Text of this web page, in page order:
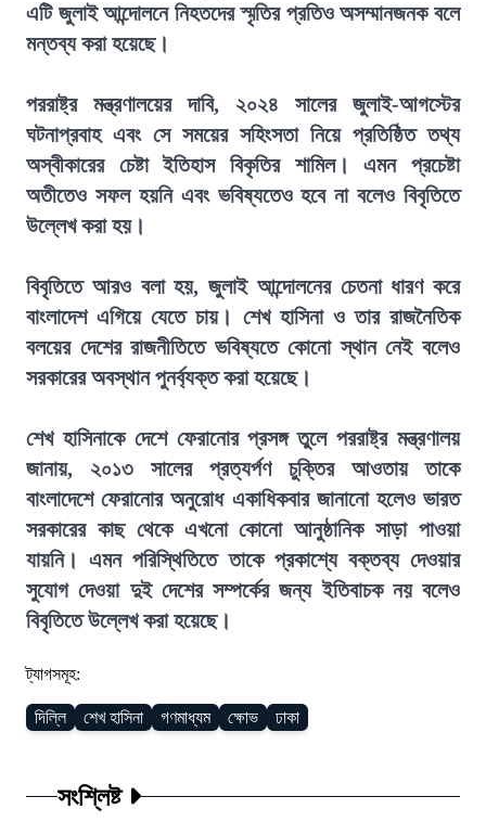
এটি জুলাই আন্দোলনে নিহতদের স্মৃতির প্রতিও অসম্মানজনক বলে
মন্তব্য করা হয়েছে।
পররাষ্ট্র মন্ত্রণালয়ের দাবি, ২০২৪ সালের জুলাই-আগস্টের
ঘটনাপ্রবাহ এবং সে সময়ের সহিংসতা নিয়ে প্রতিষ্ঠিত তথ্য
অস্বীকারের চেষ্টা ইতিহাস বিকৃতির শামিল। এমন প্রচেষ্টা
অতীতেও সফল হয়নি এবং ভবিষ্যতেও হবে না বলেও বিবৃতিতে
উল্লেখ করা হয়।
বিবৃতিতে আরও বলা হয়, জুলাই আন্দোলনের চেতনা ধারণ করে
বাংলাদেশ এগিয়ে যেতে চায়। শেখ হাসিনা ও তার রাজনৈতিক
বলয়ের দেশের রাজনীতিতে ভবিষ্যতে কোনো স্থান নেই বলেও
সরকারের অবস্থান পুনর্ব্যক্ত করা হয়েছে।
শেখ হাসিনাকে দেশে ফেরানোর প্রসঙ্গ তুলে পররাষ্ট্র মন্ত্রণালয়
জানায়, ২০১৩ সালের প্রত্যর্পণ চুক্তির আওতায় তাকে
বাংলাদেশে ফেরানোর অনুরোধ একাধিকবার জানানো হলেও ভারত
সরকারের কাছ থেকে এখনো কোনো আনুষ্ঠানিক সাড়া পাওয়া
যায়নি। এমন পরিস্থিতিতে তাকে প্রকাশ্যে বক্তব্য দেওয়ার
সুযোগ দেওয়া দুই দেশের সম্পর্কের জন্য ইতিবাচক নয় বলেও
বিবৃতিতে উল্লেখ করা হয়েছে।
ট্যাগসমূহ:
দিল্লি শেখ হাসিনা গণমাধ্যম ক্ষোভ ঢাকা
সংশ্লিষ্ট